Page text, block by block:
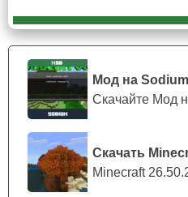
Мод на
Скачать
Minecraft
Опасность
Женщина из мода на Дженни
ПЕ очень опасна для всех
кровожадность сделают
скорее всего,
броне эта схватка будет